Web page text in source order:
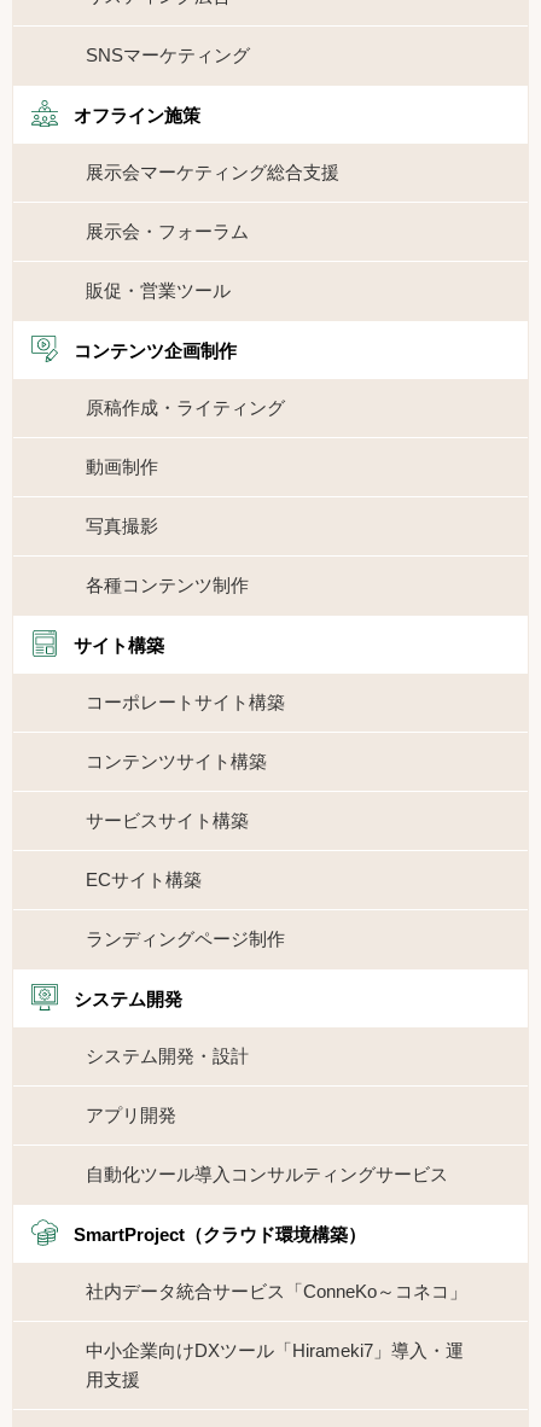
SNSマーケティング
オフライン施策
展示会マーケティング総合支援
展示会・フォーラム
販促・営業ツール
コンテンツ企画制作
原稿作成・ライティング
動画制作
写真撮影
各種コンテンツ制作
サイト構築
コーポレートサイト構築
コンテンツサイト構築
サービスサイト構築
ECサイト構築
ランディングページ制作
システム開発
システム開発・設計
アプリ開発
自動化ツール導入コンサルティングサービス
SmartProject（クラウド環境構築）
社内データ統合サービス「ConneKo～コネコ」
中小企業向けDXツール「Hirameki7」導入・運
用支援